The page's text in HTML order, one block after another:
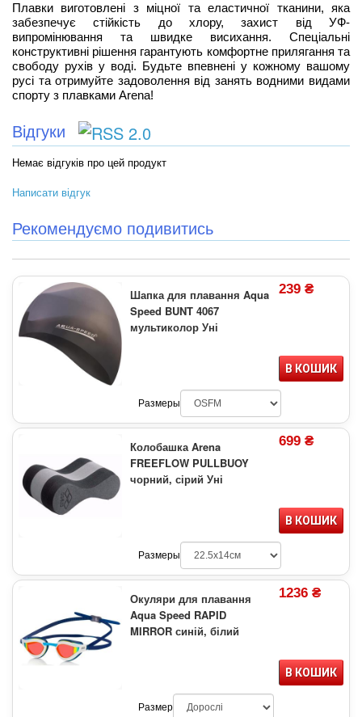
Плавки виготовлені з міцної та еластичної тканини, яка
забезпечує стійкість до хлору, захист від УФ-
випромінювання та швидке висихання. Спеціальні
конструктивні рішення гарантують комфортне прилягання та
свободу рухів у воді. Будьте впевнені у кожному вашому
русі та отримуйте задоволення від занять водними видами
спорту з плавками Arena!
Відгуки
Немає відгуків про цей продукт
Написати відгук
Рекомендуємо подивитись
Шапка для плавання Aqua
Speed BUNT 4067
мультиколор Уні
239 ₴
В КОШИК
Размеры
Колобашка Arena
FREEFLOW PULLBUOY
чорний, сірий Уні
699 ₴
В КОШИК
Размеры
Окуляри для плавання
Aqua Speed RAPID
MIRROR синій, білий
1236 ₴
В КОШИК
Размер